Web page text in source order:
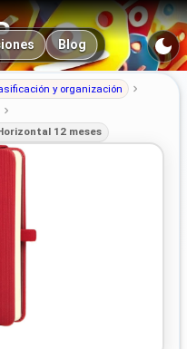
Blog
y organización
12 meses